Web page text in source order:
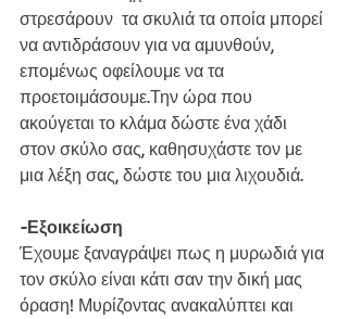
στρεσάρουν  τα σκυλιά τα οποία μπορεί
να αντιδράσουν για να αμυνθούν,
επομένως οφείλουμε να τα
προετοιμάσουμε.Την ώρα που
ακούγεται το κλάμα δώστε ένα χάδι
στον σκύλο σας, καθησυχάστε τον με
μια λέξη σας, δώστε του μια λιχουδιά.
-Εξοικείωση
Έχουμε ξαναγράψει πως η μυρωδιά για
τον σκύλο είναι κάτι σαν την δική μας
όραση! Μυρίζοντας ανακαλύπτει και